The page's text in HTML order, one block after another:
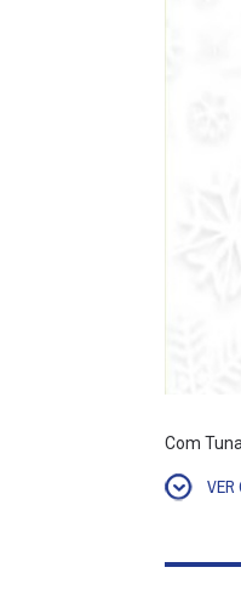
Com
VER